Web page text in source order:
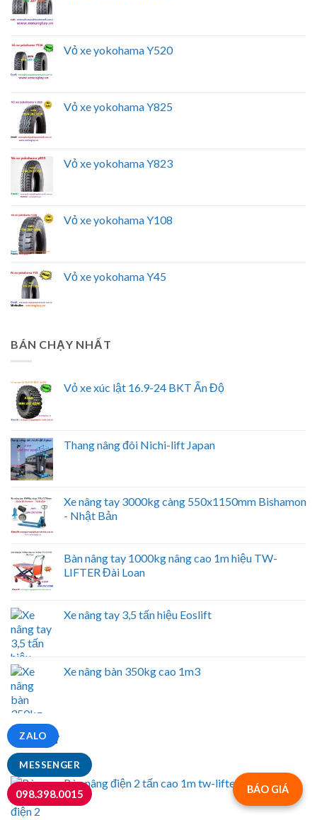
MESSENGER
ZALO
098.398.0015
Vỏ xe yokohama Y520
Vỏ xe yokohama Y825
Vỏ xe yokohama Y823
Vỏ xe yokohama Y108
Vỏ xe yokohama Y45
BÁN CHẠY NHẤT
Vỏ xe xúc lật 16.9-24 BKT Ấn Độ
Thang nâng đôi Nichi-lift Japan
Xe nâng tay 3000kg càng 550x1150mm Bishamon
- Nhật Bản
Bàn nâng tay 1000kg nâng cao 1m hiệu TW-
LIFTER Đài Loan
Xe nâng tay 3,5 tấn hiệu Eoslift
Xe nâng bàn 350kg cao 1m3
NỔI BẬT
Bàn nâng điện 2 tấn cao 1m tw-lifter (Hw2001)
BÁO GIÁ